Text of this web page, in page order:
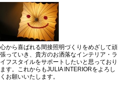
心から喜ばれる間接照明づくりをめざして頑
張っていき、貴方のお洒落なインテリア・ラ
イフスタイルをサポートしたいと思っており
ます。これからもJULIA INTERIORをよろし
くお願いいたします。